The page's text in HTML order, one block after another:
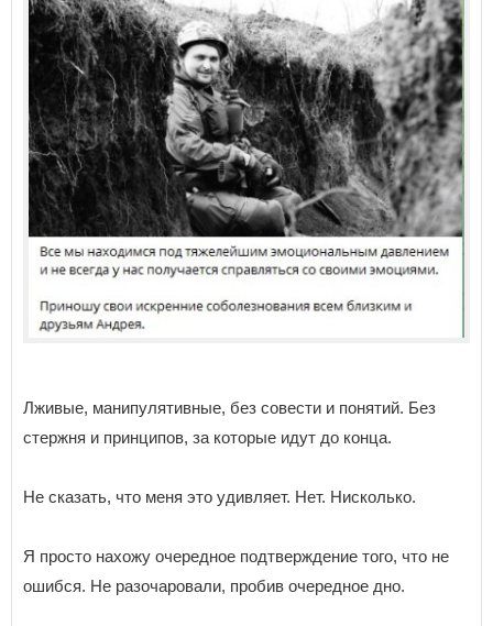
Лживые, манипулятивные, без совести и понятий. Без
стержня и принципов, за которые идут до конца.
Не сказать, что меня это удивляет. Нет. Нисколько.
Я просто нахожу очередное подтверждение того, что не
ошибся. Не разочаровали, пробив очередное дно.